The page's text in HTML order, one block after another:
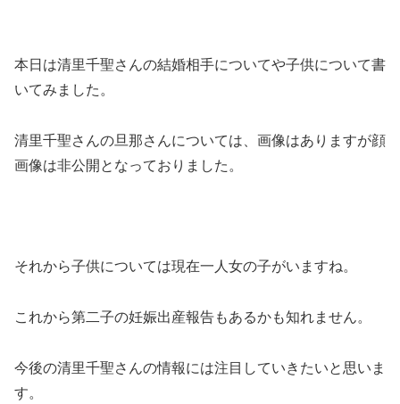
本日は清里千聖さんの結婚相手についてや子供について書
いてみました。
清里千聖さんの旦那さんについては、画像はありますが顔
画像は非公開となっておりました。
それから子供については現在一人女の子がいますね。
これから第二子の妊娠出産報告もあるかも知れません。
今後の清里千聖さんの情報には注目していきたいと思いま
す。